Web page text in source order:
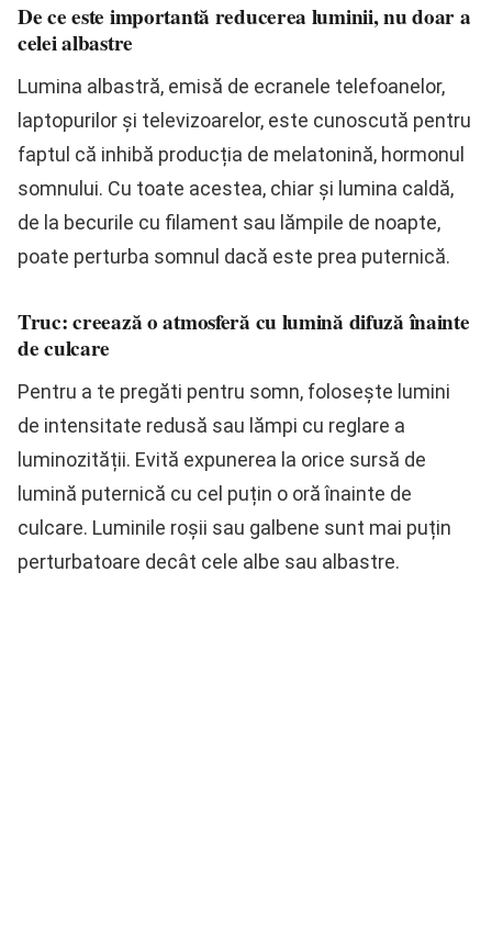
De ce este importantă reducerea luminii, nu doar a
celei albastre
Lumina albastră, emisă de ecranele telefoanelor,
laptopurilor și televizoarelor, este cunoscută pentru
faptul că inhibă producția de melatonină, hormonul
somnului. Cu toate acestea, chiar și lumina caldă,
de la becurile cu filament sau lămpile de noapte,
poate perturba somnul dacă este prea puternică.
Truc: creează o atmosferă cu lumină difuză înainte
de culcare
Pentru a te pregăti pentru somn, folosește lumini
de intensitate redusă sau lămpi cu reglare a
luminozității. Evită expunerea la orice sursă de
lumină puternică cu cel puțin o oră înainte de
culcare. Luminile roșii sau galbene sunt mai puțin
perturbatoare decât cele albe sau albastre.